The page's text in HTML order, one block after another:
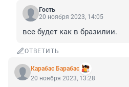
Гость
20 ноября 2023, 14:05
все будет как в бразилии.
ОТВЕТИТЬ
Карабас Барабас
20 ноября 2023, 13:28